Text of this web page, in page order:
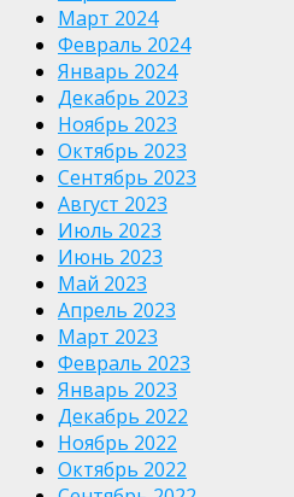
Март 2024
Февраль 2024
Январь 2024
Декабрь 2023
Ноябрь 2023
Октябрь 2023
Сентябрь 2023
Август 2023
Июль 2023
Июнь 2023
Май 2023
Апрель 2023
Март 2023
Февраль 2023
Январь 2023
Декабрь 2022
Ноябрь 2022
Октябрь 2022